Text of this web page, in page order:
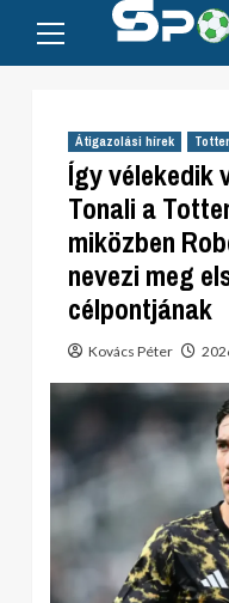
content
Menu
Átigazolási hírek
Így vélekedik
Tonali a
miközben
nevezi meg
célpontjának
Kovács Péter